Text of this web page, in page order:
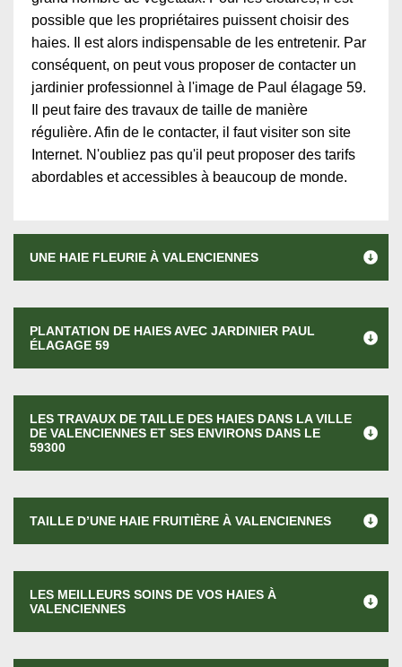
possible que les propriétaires puissent choisir des
haies. Il est alors indispensable de les entretenir. Par
conséquent, on peut vous proposer de contacter un
jardinier professionnel à l'image de Paul élagage 59.
Il peut faire des travaux de taille de manière
régulière. Afin de le contacter, il faut visiter son site
Internet. N'oubliez pas qu'il peut proposer des tarifs
abordables et accessibles à beaucoup de monde.
UNE HAIE FLEURIE À VALENCIENNES
PLANTATION DE HAIES AVEC JARDINIER PAUL
ÉLAGAGE 59
LES TRAVAUX DE TAILLE DES HAIES DANS LA VILLE
DE VALENCIENNES ET SES ENVIRONS DANS LE
59300
TAILLE D’UNE HAIE FRUITIÈRE À VALENCIENNES
LES MEILLEURS SOINS DE VOS HAIES À
VALENCIENNES